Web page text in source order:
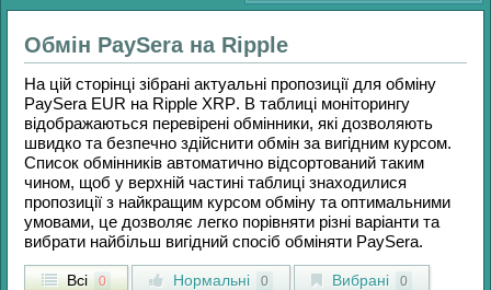
Обмін PaySeraна Ripple
На цій сторінці зібрані актуальні пропозиції для обміну
PaySera EUR на Ripple XRP. В таблиці моніторингу
відображаються перевірені обмінники, які дозволяють
швидко та безпечно здійснити обмін за вигідним курсом.
Список обмінників автоматично відсортований таким
чином, щоб у верхній частині таблиці знаходилися
пропозиції з найкращим курсом обміну та оптимальними
умовами, це дозволяє легко порівняти різні варіанти та
вибрати найбільш вигідний спосіб обміняти PaySera.
Всі 0 Нормальні 0 Вибрані 0